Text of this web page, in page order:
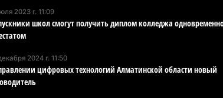
5
2023 г. 11:09
школ смогут получить диплом колледжа
2024 г. 11:50
цифровых технологий Алматинской области новый